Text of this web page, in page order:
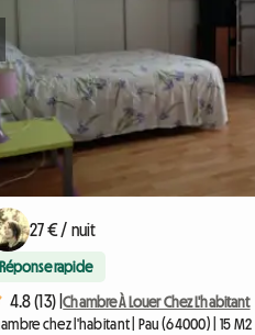
27 € / nuit
Réponse rapide
4.8 (13) |Chambre À Louer Chez L'habitant
chez l'habitant | Pau (64000) | 15 M2